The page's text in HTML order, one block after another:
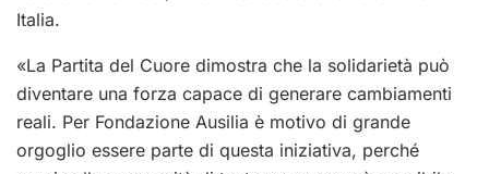
Italia.
«La Partita del Cuore dimostra che la solidarietà può
diventare una forza capace di generare cambiamenti
reali. Per Fondazione Ausilia è motivo di grande
orgoglio essere parte di questa iniziativa, perché